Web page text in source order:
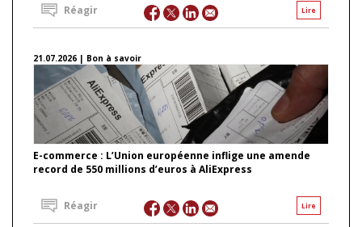
Lire
Réagir
21.07.2026 | Bon à savoir
E-commerce : L’Union européenne inflige une amende
record de 550 millions d’euros à AliExpress
Lire
Réagir